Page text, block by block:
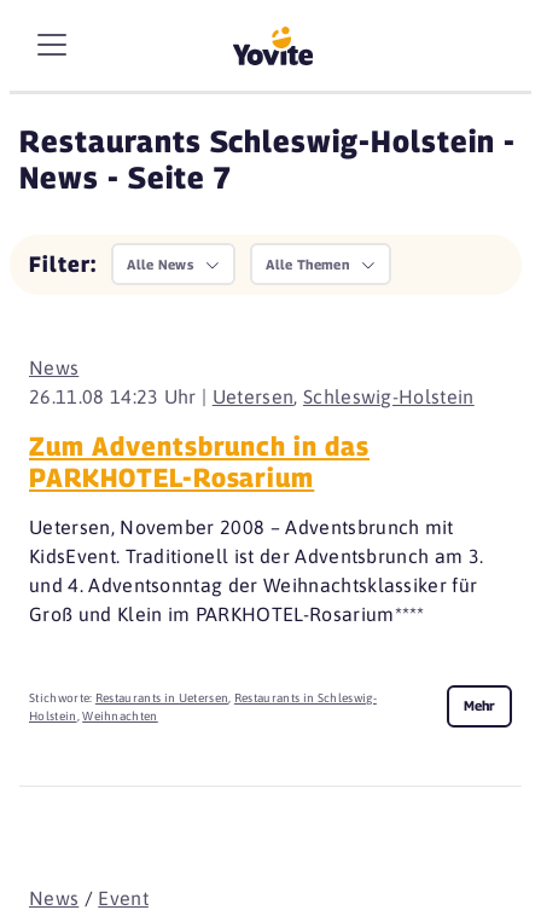
Restaurants Schleswig-Holstein -
News - Seite 7
Filter: Alle News Alle Themen
26.11.08 14:23 Uhr | Uetersen, Schleswig-Holstein
News
Zum Adventsbrunch in das
PARKHOTEL-Rosarium
Uetersen, November 2008 – Adventsbrunch mit
KidsEvent. Traditionell ist der Adventsbrunch am 3.
und 4. Adventsonntag der Weihnachtsklassiker für
Groß und Klein im PARKHOTEL-Rosarium****
Stichworte: Restaurants in Uetersen
Restaurants in Schleswig-
Holstein ,Weihnachten
Mehr
News / Event